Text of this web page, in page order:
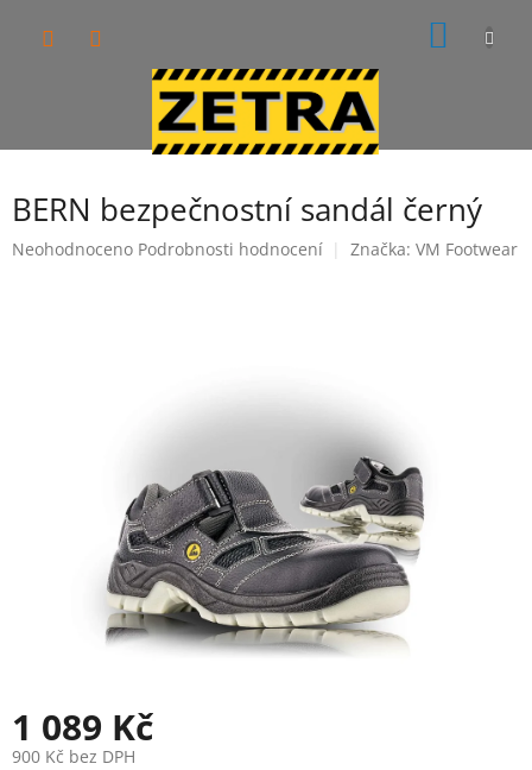
BERN bezpečnostní sandál černý
Průměrné
Neohodnoceno Podrobnosti hodnocení Značka: VM Footwear
1 089 Kč
900 Kč bez DPH